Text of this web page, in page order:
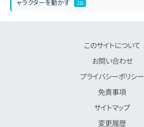
ャラクターを動かす
2D
このサイトについて
お問い合わせ
プライバシーポリシー
免責事項
サイトマップ
変更履歴